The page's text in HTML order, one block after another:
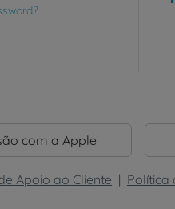
com a Apple
Apoio ao Cliente | Política